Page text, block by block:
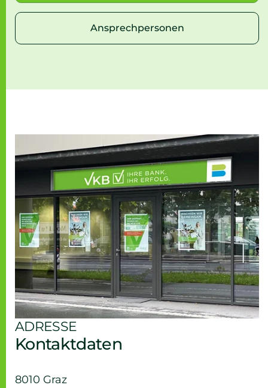
Ansprechpersonen
ADRESSE
Kontaktdaten
8010 Graz